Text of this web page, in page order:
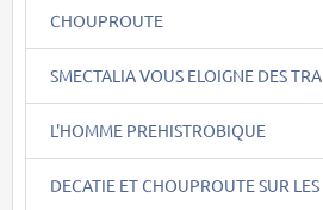
CHOUPROUTE
SMECTALIA VOUS ELOIGNE DES TRA
L'HOMME PREHISTROBIQUE
DECATIE ET CHOUPROUTE SUR LES